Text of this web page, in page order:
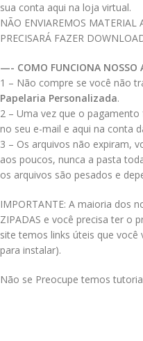
sua conta aqui na loja virtual.
NÃO ENVIAREMOS MATERIAL
PRECISARÁ FAZER
—- COMO FUNCIONA
1 – Não compre se você não
Papelaria Personalizada.
2 – Uma vez que o
no seu e-mail e aqui na conta
3 – Os arquivos não expiram,
aos poucos, nunca a pasta
os arquivos são pesados e
IMPORTANTE: A maioria dos
ZIPADAS e você precisa ter o
site temos links úteis que
para instalar).
Não se Preocupe temos